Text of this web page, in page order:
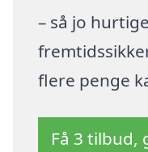
– så jo
flere penge
Få 3 tilbud,